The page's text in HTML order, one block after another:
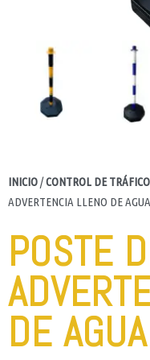
INICIO/CONTROL DE TRÁFICO
ADVERTENCIA LLENO DE AGUA
POSTE
DE AGUA